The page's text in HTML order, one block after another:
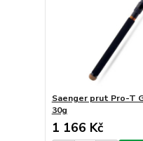
Saenger prut Pro-T
30g
1 166 Kč